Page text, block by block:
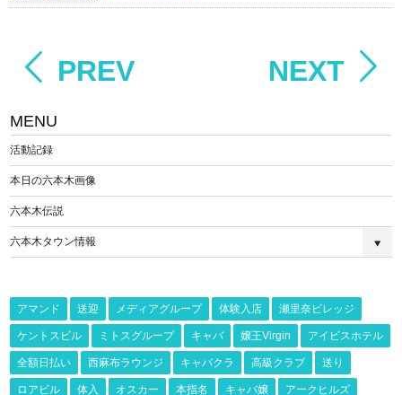
PREV NEXT
MENU
活動記録
本日の六本木画像
六本木伝説
六本木タウン情報
アマンド 送迎 メディアグループ 体験入店 瀬里奈ビレッジ
ケントスビル ミトスグループ キャバ 嬢王Virgin アイビスホテル
全額日払い 西麻布ラウンジ キャバクラ 高級クラブ 送り
ロアビル 体入 オスカー 本指名 キャバ嬢 アークヒルズ